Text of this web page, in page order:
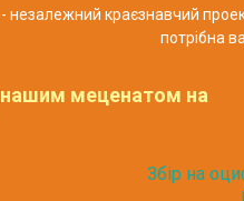
- незалежний краєзнавчий
потрібна
нашим меценатом на
Збір на